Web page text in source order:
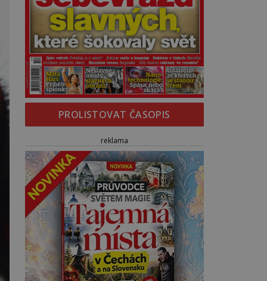
PROLISTOVAT ČASOPIS
reklama